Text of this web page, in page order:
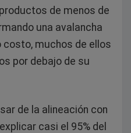
de menos de
una avalancha
muchos de ellos
por debajo de su
de la alineación con
casi el 95% del